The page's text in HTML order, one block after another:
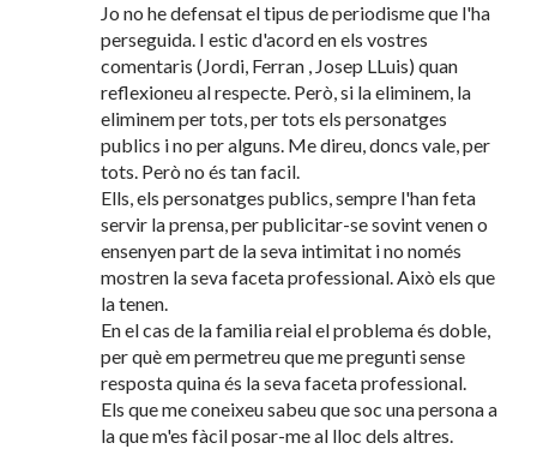
Jo no he defensat el tipus de periodisme que l'ha
perseguida. I estic d'acord en els vostres
comentaris (Jordi, Ferran , Josep LLuis) quan
reflexioneu al respecte. Però, si la eliminem, la
eliminem per tots, per tots els personatges
publics i no per alguns. Me direu, doncs vale, per
tots. Però no és tan facil.
Ells, els personatges publics, sempre l'han feta
servir la prensa, per publicitar-se sovint venen o
ensenyen part de la seva intimitat i no només
mostren la seva faceta professional. Això els que
la tenen.
En el cas de la familia reial el problema és doble,
per què em permetreu que me pregunti sense
resposta quina és la seva faceta professional.
Els que me coneixeu sabeu que soc una persona a
la que m'es fàcil posar-me al lloc dels altres.